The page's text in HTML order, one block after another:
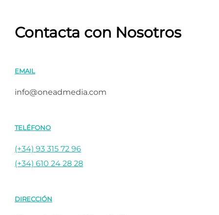
Contacta con Nosotros
EMAIL
info@oneadmedia.com
TELÉFONO
(+34) 93 315 72 96
(+34) 610 24 28 28
DIRECCIÓN